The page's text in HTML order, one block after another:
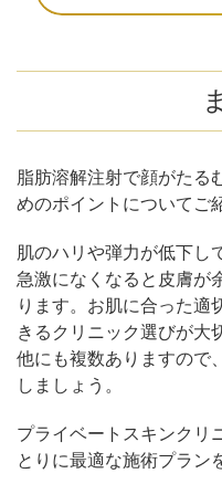
脂肪溶解注射で顔がたる
めのポイントについてご
肌のハリや弾力が低下し
急激になくなると皮膚が
ります。お肌に合った適
きるクリニック選びが大
他にも複数ありますので
しましょう。
プライベートスキンクリ
とりに最適な施術プラン